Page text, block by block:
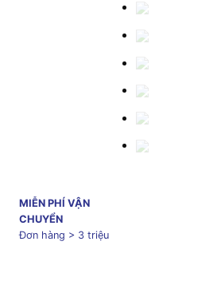
MIỄN PHÍ VẬN
CHUYỂN
Đơn hàng > 3 triệu